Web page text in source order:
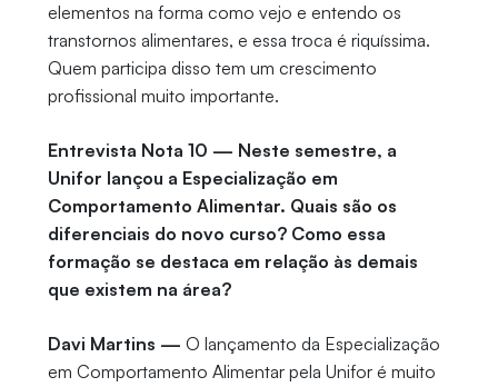
elementos na forma como vejo e entendo os
transtornos alimentares, e essa troca é riquíssima.
Quem participa disso tem um crescimento
profissional muito importante.
Entrevista Nota 10 — Neste semestre, a
Unifor lançou a Especialização em
Comportamento Alimentar. Quais são os
diferenciais do novo curso? Como essa
formação se destaca em relação às demais
que existem na área?
Davi Martins — O lançamento da Especialização
em Comportamento Alimentar pela Unifor é muito